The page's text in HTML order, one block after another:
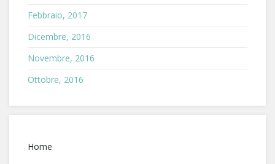
Febbraio, 2017
Dicembre, 2016
Novembre, 2016
Ottobre, 2016
Home